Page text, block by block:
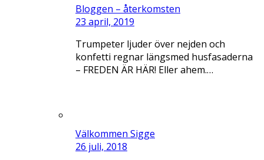
Bloggen – återkomsten
23 april, 2019
Trumpeter ljuder över nejden och
konfetti regnar längsmed husfasaderna
– FREDEN ÄR HÄR! Eller ahem.…
Välkommen Sigge
26 juli, 2018